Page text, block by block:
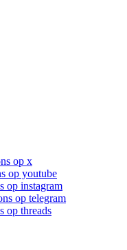
op x
op youtube
op instagram
op telegram
op threads